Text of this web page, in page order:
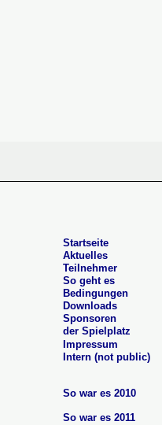
Startseite
Aktuelles
Teilnehmer
So geht es
Bedingungen
Downloads
Sponsoren
der Spielplatz
Impressum
Intern (not public)
So war es 2010
So war es 2011